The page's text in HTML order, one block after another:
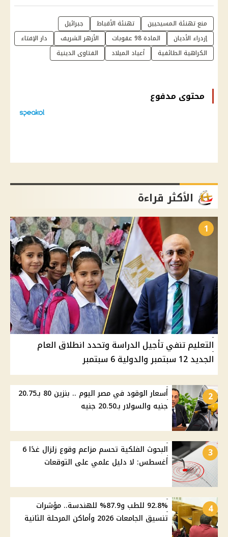
منع تهنئة المسيحيين تهنئة الأقباط
جبرائيل
إزدراء الأديان
المادة 98 عقوبات الأزهر الشريف
دار الإفتاء
الكراهية الطائفية
أعياد الميلاد الفتاوى الدينية
محتوى مدفوع
الأكثر قراءة
1
التعليم تنفي تأجيل الدراسة وتحدد انطلاق العام
الجديد 12 سبتمبر والدولية 6 سبتمبر
2
أسعار الوقود في مصر اليوم .. بنزين 80 بـ20.75
جنيه والسولار بـ20.50 جنيه
3
البحوث الفلكية تحسم مزاعم وقوع زلزال غدًا 6
أغسطس: لا دليل علمي على التوقعات
4
92.8% للطب و87.9% للهندسة.. مؤشرات
تنسيق الجامعات 2026 وأماكن المرحلة الثانية